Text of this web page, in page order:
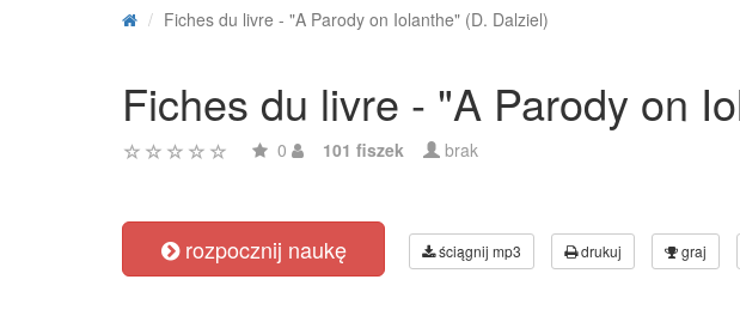
Fiches du livre - "A Parody on Iolanthe" (D. Dalziel)
Fiches du livre - "A Parody on
0 101 fiszek brak
rozpocznij naukę ściągnij mp3 drukuj graj